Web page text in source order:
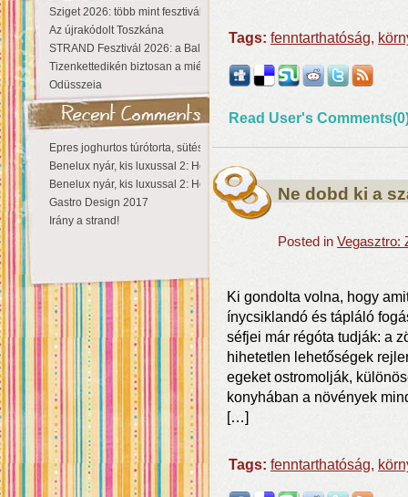
Sziget 2026: több mint fesztivál, egy városnyi élmény
Az újrakódolt Toszkána
STRAND Fesztivál 2026: a Balaton partján a nyár még tart!
Tizenkettedikén biztosan a miénk a Sziget!
Odüsszeia
Epres joghurtos túrótorta, sütés nélkül
Benelux nyár, kis luxussal 2: Hollandia
Benelux nyár, kis luxussal 2: Hollandia
Gastro Design 2017
Irány a strand!
Tags: fenntarthatóság,
Read User's
Ne dobd ki a
Posted in Vegasztro:
Ki gondolta volna, hogy
ínycsiklandó és tápláló
séfjei már régóta tudják: a
hihetetlen lehetőségek
egeket ostromolják,
konyhában a növények
[…]
Tags: fenntarthatóság,